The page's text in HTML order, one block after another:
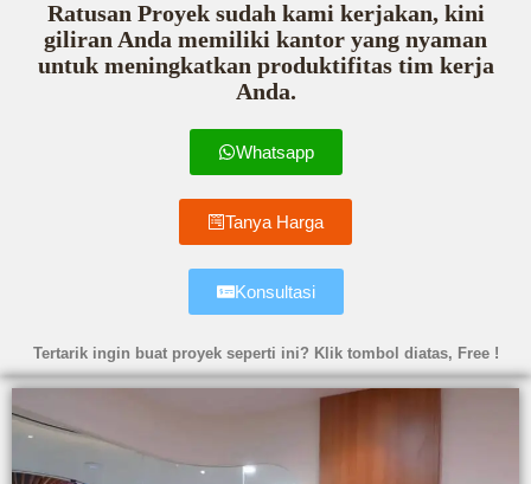
Ratusan Proyek sudah kami kerjakan, kini
giliran Anda memiliki kantor yang nyaman
untuk meningkatkan produktifitas tim kerja
Anda.
Whatsapp
Tanya Harga
Konsultasi
Tertarik ingin buat proyek seperti ini? Klik tombol diatas, Free !